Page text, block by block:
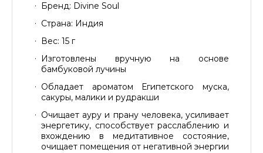
Бренд: Divine Soul
Страна: Индия
Вес: 15 г
Изготовлены вручную на основе
бамбуковой лучины
Обладает ароматом Египетского муска,
сакуры, малики и рудракши
Очищает ауру и прану человека, усиливает
энергетику, способствует расслаблению и
вхождению в медитативное состояние,
очищает помещения от негативной энергии